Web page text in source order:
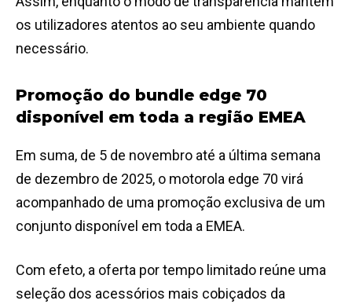
os utilizadores atentos ao seu ambiente quando
necessário.
Promoção do bundle edge 70
disponível em toda a região EMEA
Em suma, de 5 de novembro até a última semana
de dezembro de 2025, o motorola edge 70 virá
acompanhado de uma promoção exclusiva de um
conjunto disponível em toda a EMEA.
Com efeto, a oferta por tempo limitado reúne uma
seleção dos acessórios mais cobiçados da